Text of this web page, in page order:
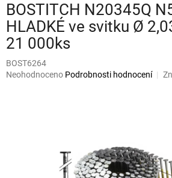
BOSTITCH N20345Q
HLADKÉ ve svitku Ø
21 000ks
BOST6264
Průměrné
Neohodnoceno Podrobnosti hodnocení